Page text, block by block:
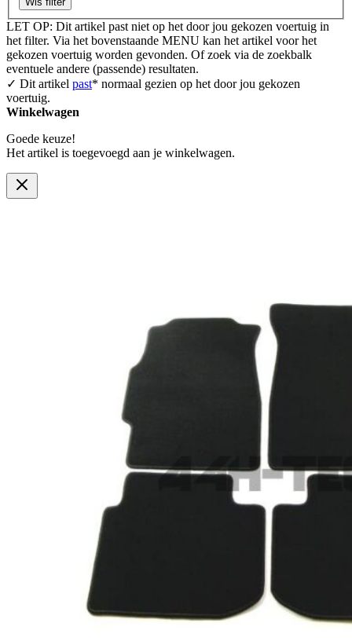
LET OP: Dit artikel past niet op het door jou gekozen voertuig in
het filter. Via het bovenstaande MENU kan het artikel voor het
gekozen voertuig worden gevonden. Of zoek via de zoekbalk
eventuele andere (passende) resultaten.
✓ Dit artikel past* normaal gezien op het door jou gekozen
voertuig.
Winkelwagen
Goede keuze!
Het artikel is toegevoegd aan je winkelwagen.